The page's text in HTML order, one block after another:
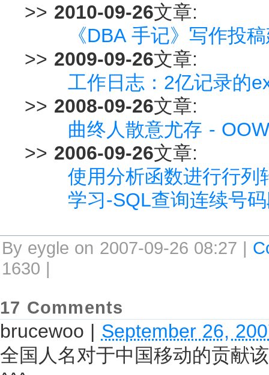
>> 2010-09-26文章:
《DBA 手记》写作投
>> 2009-09-26文章:
工作日志：2亿记录的
>> 2008-09-26文章:
曲终人散意尤存 -
>> 2006-09-26文章:
使用分析函数进行行列
学习-SQL查询连续号
By eygle on 2007-09-26 08:27 |
1630 |
17 Comments
brucewoo | September 26,
全国人名对于中国移动的贡献